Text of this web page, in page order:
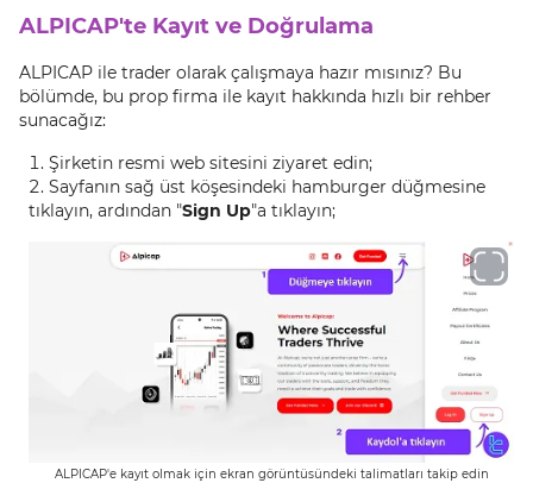
ALPICAP'te Kayıt ve Doğrulama
ALPICAP ile trader olarak çalışmaya hazır mısınız? Bu
bölümde, bu prop firma ile kayıt hakkında hızlı bir rehber
sunacağız:
Şirketin resmi web sitesini ziyaret edin;
Sayfanın sağ üst köşesindeki hamburger düğmesine
tıklayın, ardından "Sign Up"a tıklayın;
ALPICAP'e kayıt olmak için ekran görüntüsündeki talimatları takip edin